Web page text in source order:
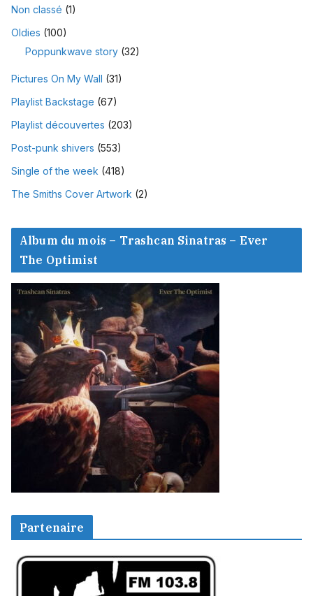
Non classé (1)
Oldies (100)
Poppunkwave story (32)
Pictures On My Wall (31)
Playlist Backstage (67)
Playlist découvertes (203)
Post-punk shivers (553)
Single of the week (418)
The Smiths Cover Artwork (2)
Album du mois – Trashcan Sinatras – Ever
The Optimist
Partenaire